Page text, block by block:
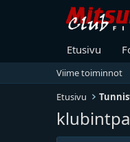
Etusivu
Viime toiminnot
Etusivu